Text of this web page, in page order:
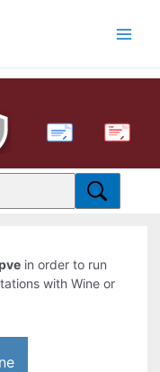
PDF
in order to run
with Wine or